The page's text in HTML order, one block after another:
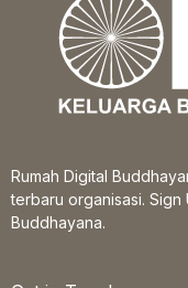
Rumah Digital
terbaru organisasi.
Buddhayana.